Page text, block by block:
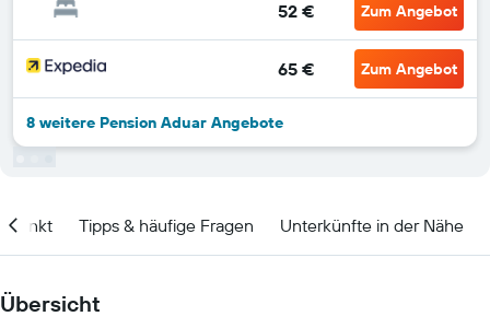
52 € Zum Angebot
65 € Zum Angebot
8 weitere Pension Aduar Angebote
Tipps & häufige Fragen Unterkünfte in der Nähe
Übersicht